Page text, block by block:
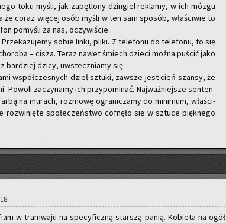
toku myśli, jak za­pę­tlo­ny dżin­giel re­kla­my, w ich mózgu
coraz wię­cej osób myśli w ten sam spo­sób, wła­ści­wie to
po­my­śli za nas, oczy­wi­ście.
Prze­ka­zu­je­my sobie linki, pliki. Z te­le­fo­nu do te­le­fo­nu, to się
– cisza. Teraz nawet śmiech dzie­ci można pu­ścić jako
bar­dziej dzicy, uwstecz­nia­my się.
współ­cze­snych dzieł sztu­ki, za­wsze jest cień szan­sy, że
Po­wo­li za­czy­na­my ich przy­po­mi­nać. Naj­waż­niej­sze sen­ten­
na mu­rach, roz­mo­wę ogra­ni­cza­my do mi­ni­mum, wła­ści­
roz­wi­nię­te spo­łe­czeń­stwo cof­nę­ło się w sztu­ce pięk­ne­go
w tram­wa­ju na spe­cy­ficz­ną star­szą panią. Ko­bie­ta na ogół